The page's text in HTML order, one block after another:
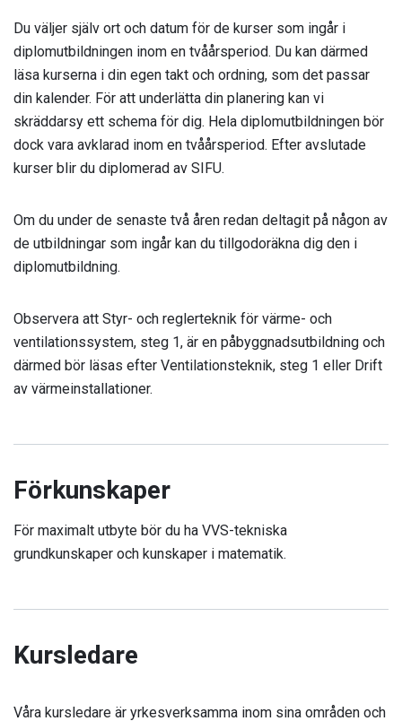
Du väljer själv ort och datum för de kurser som ingår i
diplomutbildningen inom en tvåårsperiod. Du kan därmed
läsa kurserna i din egen takt och ordning, som det passar
din kalender. För att underlätta din planering kan vi
skräddarsy ett schema för dig. Hela diplomutbildningen bör
dock vara avklarad inom en tvåårsperiod. Efter avslutade
kurser blir du diplomerad av SIFU.
Om du under de senaste två åren redan deltagit på någon av
de utbildningar som ingår kan du tillgodoräkna dig den i
diplomutbildning.
Observera att Styr- och reglerteknik för värme- och
ventilationssystem, steg 1, är en påbyggnadsutbildning och
därmed bör läsas efter Ventilationsteknik, steg 1 eller Drift
av värmeinstallationer.
Förkunskaper
För maximalt utbyte bör du ha VVS-tekniska
grundkunskaper och kunskaper i matematik.
Kursledare
Våra kursledare är yrkesverksamma inom sina områden och